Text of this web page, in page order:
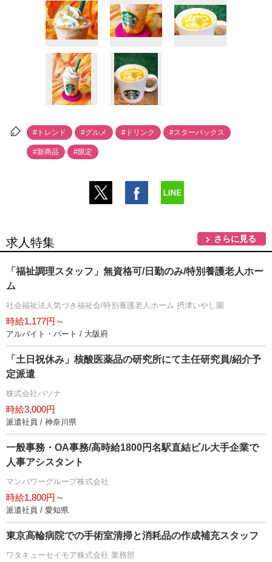
#トレンド #グルメ #ドリンク #スターバックス
#新商品 #限定
求人特集 さらに見る
「福祉調理スタッフ」無資格可/日勤のみ/特別養護老人ホー
ム
社会福祉法人気づき福祉会/特別養護老人ホーム 摂津いやし園
時給1,177円～
アルバイト・パート / 大阪府
「土日祝休み」核酸医薬品の研究所にて主任研究員/紹介予
定派遣
株式会社パソナ
時給3,000円
派遣社員 / 神奈川県
一般事務・OA事務/高時給1800円名駅直結ビル大手企業で
人事アシスタント
マンパワーグループ株式会社
時給1,800円～
派遣社員 / 愛知県
東京高輪病院での手術室清掃と消耗品の作成補充スタッフ
ワタキューセイモア株式会社 業務部